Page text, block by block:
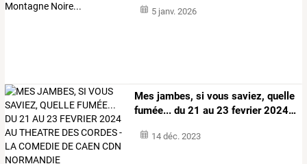
5 janv. 2026
Mes jambes, si vous saviez, quelle
fumée... du 21 au 23 fevrier2024…
14 déc. 2023